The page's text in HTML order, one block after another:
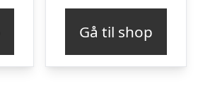
Gå til shop